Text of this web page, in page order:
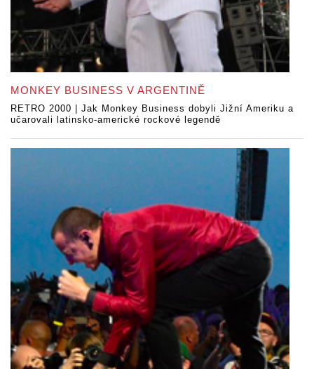
MONKEY BUSINESS V ARGENTINĚ
RETRO 2000 | Jak Monkey Business dobyli Jižní Ameriku a
učarovali latinsko-americké rockové legendě